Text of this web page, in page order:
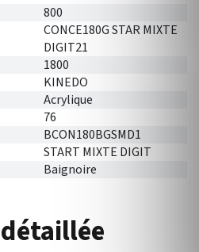
800
CONCE180G STAR MIXTE
DIGIT21
1800
KINEDO
Acrylique
76
BCON180BGSMD1
START MIXTE DIGIT
Baignoire